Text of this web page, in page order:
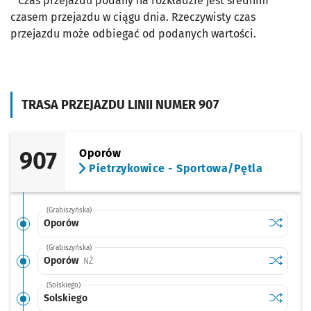
TRASA PRZEJAZDU LINII NUMER 907
907
Oporów
Pietrzykowice - Sportowa/Pętla
(Grabiszyńska)
Oporów Sprawdź
Oporów
(Grabiszyńska)
Oporów NŻPrzystanek na życzenie Sprawdź
Oporów
(Solskiego)
Solskiego Sprawdź
czasem przejazdu w ciągu dnia. Rzeczywisty czas
przejazdu może odbiegać od podanych wartości.